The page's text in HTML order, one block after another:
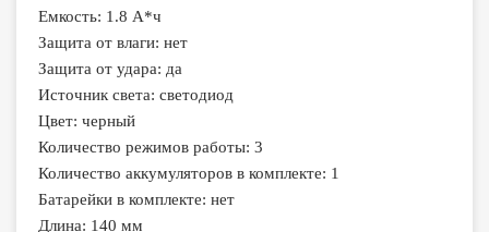
Емкость: 1.8 А*ч
Защита от влаги: нет
Защита от удара: да
Источник света: светодиод
Цвет: черный
Количество режимов работы: 3
Количество аккумуляторов в комплекте: 1
Батарейки в комплекте: нет
Длина: 140 мм